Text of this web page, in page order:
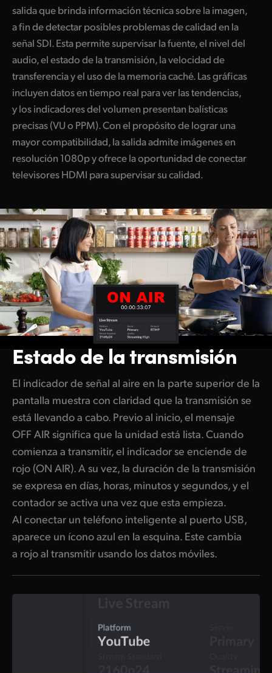
Finland
France
Germany
Hong Kong SAR, China
India
Italy
Mexico
Malaysia
Netherlands
New Zealand
Norway
Poland
Portugal
Singapore
South Africa
España
Sweden
Chinese Taipei
Turkey
UAE
salida que brinda información técnica sobre la imagen,
a fin de detectar posibles problemas de calidad en la
señal SDI. Esta permite supervisar la fuente, el nivel del
audio, el estado de la transmisión, la velocidad de
transferencia y el uso de la memoria caché. Las gráficas
incluyen datos en tiempo real para ver las tendencias,
y los indicadores del volumen presentan balísticas
precisas (VU o PPM). Con el propósito de lograr una
mayor compatibilidad, la salida admite imágenes en
resolución 1080p y ofrece la oportunidad de conectar
televisores HDMI para supervisar su calidad.
Estado de la transmisión
El indicador de señal al aire en la parte superior de la
pantalla muestra con claridad que la transmisión se
está llevando a cabo. Previo al inicio, el mensaje
OFF AIR significa que la unidad está lista. Cuando
comienza a transmitir, el indicador se enciende de
rojo (ON AIR). A su vez, la duración de la transmisión
se expresa en días, horas, minutos y segundos, y el
contador se activa una vez que esta empieza.
Al conectar un teléfono inteligente al puerto USB,
aparece un ícono azul en la esquina. Este cambia
a rojo al transmitir usando los datos móviles.